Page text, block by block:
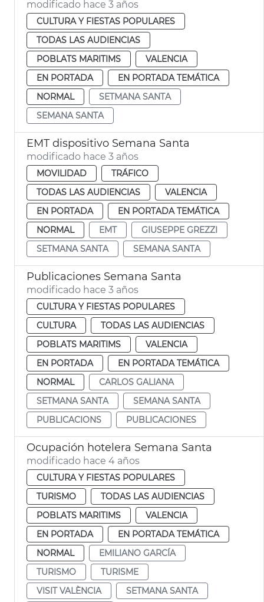
modificado hace 3 años
CULTURA Y FIESTAS POPULARES
TODAS LAS AUDIENCIAS
POBLATS MARITIMS
VALENCIA
EN PORTADA
EN PORTADA TEMÁTICA
NORMAL
SETMANA SANTA
SEMANA SANTA
EMT dispositivo Semana Santa
modificado hace 3 años
MOVILIDAD
TRÁFICO
TODAS LAS AUDIENCIAS
VALENCIA
EN PORTADA
EN PORTADA TEMÁTICA
NORMAL
EMT
GIUSEPPE GREZZI
SETMANA SANTA
SEMANA SANTA
Publicaciones Semana Santa
modificado hace 3 años
CULTURA Y FIESTAS POPULARES
CULTURA
TODAS LAS AUDIENCIAS
POBLATS MARITIMS
VALENCIA
EN PORTADA
EN PORTADA TEMÁTICA
NORMAL
CARLOS GALIANA
SETMANA SANTA
SEMANA SANTA
PUBLICACIONS
PUBLICACIONES
Ocupación hotelera Semana Santa
modificado hace 4 años
CULTURA Y FIESTAS POPULARES
TURISMO
TODAS LAS AUDIENCIAS
POBLATS MARITIMS
VALENCIA
EN PORTADA
EN PORTADA TEMÁTICA
NORMAL
EMILIANO GARCÍA
TURISMO
TURISME
VISIT VALÈNCIA
SETMANA SANTA